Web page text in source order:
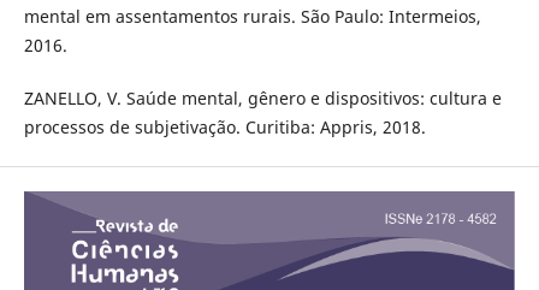
mental em assentamentos rurais. São Paulo: Intermeios,
2016.
ZANELLO, V. Saúde mental, gênero e dispositivos: cultura e
processos de subjetivação. Curitiba: Appris, 2018.